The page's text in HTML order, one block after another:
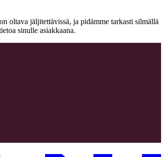
oltava jäljitettävissä, ja pidämme tarkasti silmällä
sinulle asiakkaana.